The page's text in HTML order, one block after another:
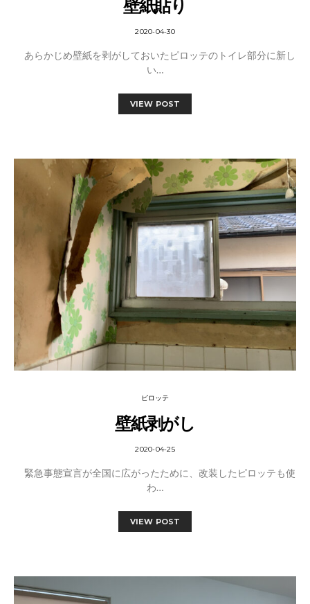
壁紙貼り
2020-04-30
あらかじめ壁紙を剥がしておいたピロッテのトイレ部分に新し
い…
VIEW POST
ピロッテ
壁紙剥がし
2020-04-25
緊急事態宣言が全国に広がったために、改装したピロッテも使
わ…
VIEW POST